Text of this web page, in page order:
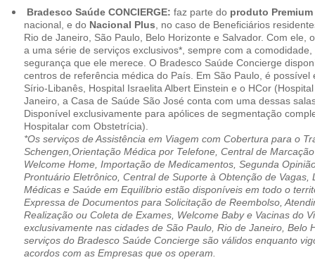
Bradesco Saúde CONCIERGE: faz parte do produto Premium
nacional, e do Nacional Plus , no caso de Beneficiários
Rio de Janeiro, São Paulo, Belo Horizonte e Salvador. Com ele,
a uma série de serviços exclusivos*, sempre com a
segurança que ele merece. O Bradesco Saúde Concierge
centros de referência médica do País. Em São Paulo, é possível
Sírio-Libanês, Hospital Israelita Albert Einstein e o HCor
Janeiro, a Casa de Saúde São José conta com uma dessas
Disponível exclusivamente para apólices de segmentação
Hospitalar com Obstetrícia).
*Os serviços de Assistência em Viagem com Cobertura para o
Schengen,Orientação Médica por Telefone, Central de
Welcome Home, Importação de Medicamentos, Segunda
Prontuário Eletrônico, Central de Suporte à Obtenção de Vagas,
Médicas e Saúde em Equilíbrio estão disponíveis em todo o
Expressa de Documentos para Solicitação de Reembolso,
Realização ou Coleta de Exames, Welcome Baby e Vacinas do
exclusivamente nas cidades de São Paulo, Rio de Janeiro, Belo
serviços do Bradesco Saúde Concierge são válidos enquanto
acordos com as Empresas que os operam.